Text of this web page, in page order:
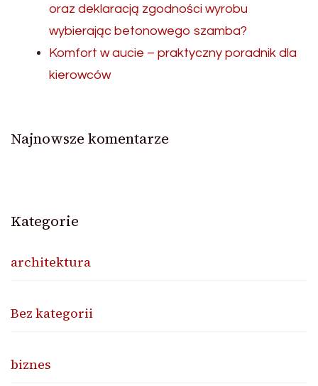
oraz deklaracją zgodności wyrobu
wybierając betonowego szamba?
Komfort w aucie – praktyczny poradnik dla
kierowców
Najnowsze komentarze
Kategorie
architektura
Bez kategorii
biznes